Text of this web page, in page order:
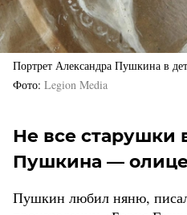
Портрет Александра Пушкина в
Фото Legion Media
Не все старушки
Пушкина —
Пушкин любил няню,